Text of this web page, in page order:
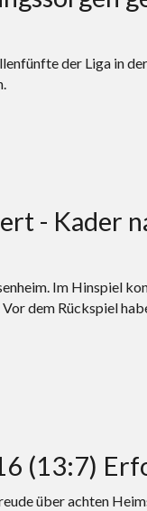
der Liga in
- Kader
Im Hinspiel
dem Rückspiel
(13:7)
über achten